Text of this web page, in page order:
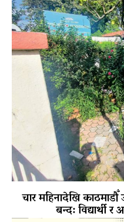
चार महिनादेखि
बन्द: विद्यार्थी र